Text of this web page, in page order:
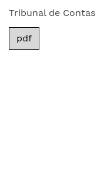
Tribunal de Contas
pdf